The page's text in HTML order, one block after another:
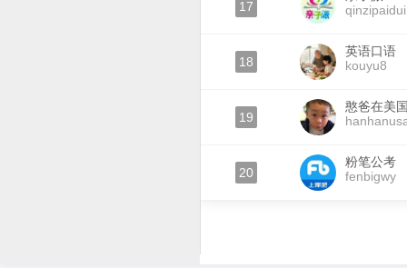
17
qinzipaidui
18
英语口语
kouyu8
19
憨爸在美
20
粉笔公考
fenbigwy